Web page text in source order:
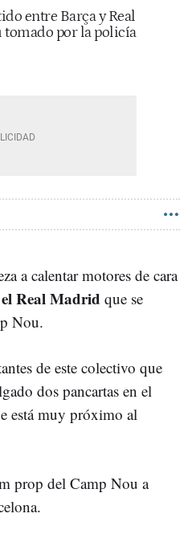
entre Barça y Real
tomado por la policía
a calentar motores de cara
Real Madrid que se
Nou.
de este colectivo que
dos pancartas en el
está muy próximo al
prop del Camp Nou a